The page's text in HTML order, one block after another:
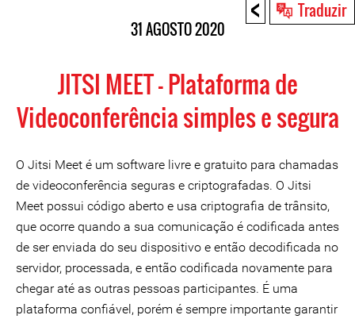
Traduzir
31 AGOSTO 2020
JITSI MEET - Plataforma de
Videoconferência simples e segura
O Jitsi Meet é um software livre e gratuito para chamadas
de videoconferência seguras e criptografadas. O Jitsi
Meet possui código aberto e usa criptografia de trânsito,
que ocorre quando a sua comunicação é codificada antes
de ser enviada do seu dispositivo e então decodificada no
servidor, processada, e então codificada novamente para
chegar até as outras pessoas participantes. É uma
plataforma confiável, porém é sempre importante garantir